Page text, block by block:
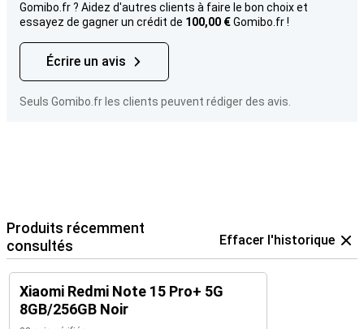
Gomibo.fr ? Aidez d'autres clients à faire le bon choix et
essayez de gagner un crédit de 100,00 €Gomibo.fr !
Écrire un avis
Seuls Gomibo.fr les clients peuvent rédiger des avis.
Produits récemment
consultés
Effacer l'historique
Xiaomi Redmi Note 15 Pro+ 5G
8GB/256GB Noir